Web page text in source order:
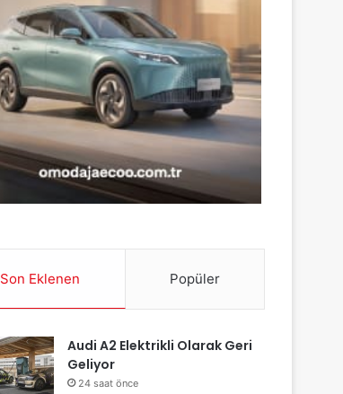
Son Eklenen Popüler
Audi A2 Elektrikli Olarak Geri
Geliyor
24 saat önce